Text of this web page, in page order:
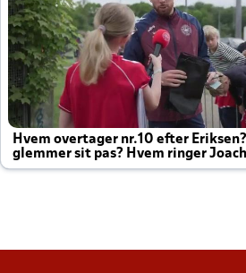
Hvem overtager nr.10 efter
glemmer sit pas? Hvem ringer
altid til efter kampe?